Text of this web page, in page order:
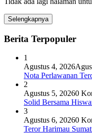
Selengkapnya
Berita Terpopuler
1
Agustus 4, 2026
Nota Perlawanan
2
Agustus 5, 20260
Solid Bersama
3
Agustus 6, 20260
Teror Harimau